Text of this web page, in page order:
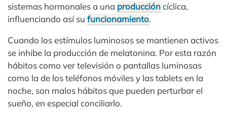
sistemas hormonales a una produccióncíclica,
influenciando así su funcionamiento.
Cuando los estímulos luminosos se mantienen activos
se inhibe la producción de melatonina. Por esta razón
hábitos como ver televisión o pantallas luminosas
como la de los teléfonos móviles y las tablets en la
noche, son malos hábitos que pueden perturbar el
sueño, en especial conciliarlo.